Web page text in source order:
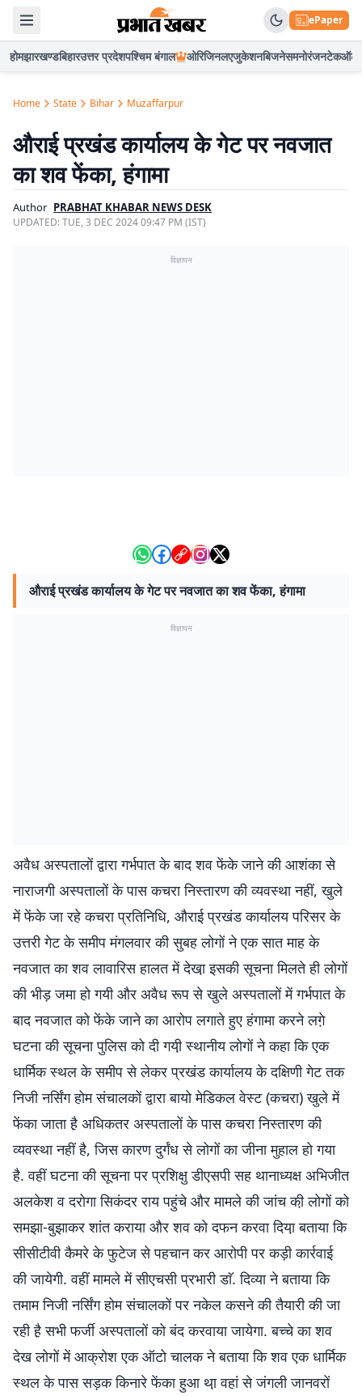
ePaper
होमझारखण्डबिहारउत्तर प्रदेशपश्चिम बंगाल ओरिजिनलएजुकेशनबिजनेसमनोरंजनटेकऑटो
Home State Bihar Muzaffarpur
औराई प्रखंड कार्यालय के गेट पर नवजात
का शव फेंका, हंगामा
Author PRABHAT KHABAR NEWS DESK
UPDATED:TUE, 3 DEC 2024 09:47 PM (IST)
विज्ञापन
औराई प्रखंड कार्यालय के गेट पर नवजात का शव फेंका, हंगामा
विज्ञापन
अवैध अस्पतालों द्वारा गर्भपात के बाद शव फेंके जाने की आशंका से
नाराजगी अस्पतालों के पास कचरा निस्तारण की व्यवस्था नहीं, खुले
में फेंके जा रहे कचरा प्रतिनिधि, औराई प्रखंड कार्यालय परिसर के
उत्तरी गेट के समीप मंगलवार की सुबह लोगों ने एक सात माह के
नवजात का शव लावारिस हालत में देखा़ इसकी सूचना मिलते ही लोगों
की भीड़ जमा हो गयी और अवैध रूप से खुले अस्पतालों में गर्भपात के
बाद नवजात को फेंके जाने का आरोप लगाते हुए हंगामा करने लगे़
घटना की सूचना पुलिस को दी गयी़ स्थानीय लोगों ने कहा कि एक
धार्मिक स्थल के समीप से लेकर प्रखंड कार्यालय के दक्षिणी गेट तक
निजी नर्सिंग होम संचालकों द्वारा बायो मेडिकल वेस्ट (कचरा) खुले में
फेंका जाता है़ अधिकतर अस्पतालों के पास कचरा निस्तारण की
व्यवस्था नहीं है, जिस कारण दुर्गंध से लोगों का जीना मुहाल हो गया
है. वहीं घटना की सूचना पर प्रशिक्षु डीएसपी सह थानाध्यक्ष अभिजीत
अलकेश व दरोगा सिकंदर राय पहुंचे और मामले की जांच की़ लोगों को
समझा-बुझाकर शांत कराया और शव को दफन करवा दिया़ बताया कि
सीसीटीवी कैमरे के फुटेज से पहचान कर आरोपी पर कड़ी कार्रवाई
की जायेगी. वहीं मामले में सीएचसी प्रभारी डाॅ. दिव्या ने बताया कि
तमाम निजी नर्सिंग होम संचालकों पर नकेल कसने की तैयारी की जा
रही है़ सभी फर्जी अस्पतालों को बंद करवाया जायेगा. बच्चे का शव
देख लोगों में आक्रोश एक ऑटो चालक ने बताया कि शव एक धार्मिक
स्थल के पास सड़क किनारे फेंका हुआ था़ वहां से जंगली जानवरों